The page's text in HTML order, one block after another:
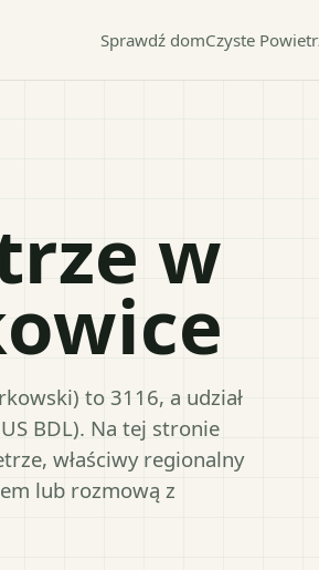
Sprawdź domCzyste
w
to 3116, a udział
BDL). Na tej stronie
właściwy regionalny
lub rozmową z